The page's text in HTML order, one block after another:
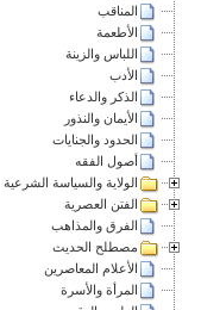
المناقب
الأطعمة
اللباس والزينة
الأدب
الذكر والدعاء
الأيمان والنذور
الحدود والجنايات
أصول الفقه
الولاية والسياسة الشرعية
الفتن العصرية
الفرق والمذاهب
مصطلح الحديث
الأعلام المعاصرين
المرأة والأسرة